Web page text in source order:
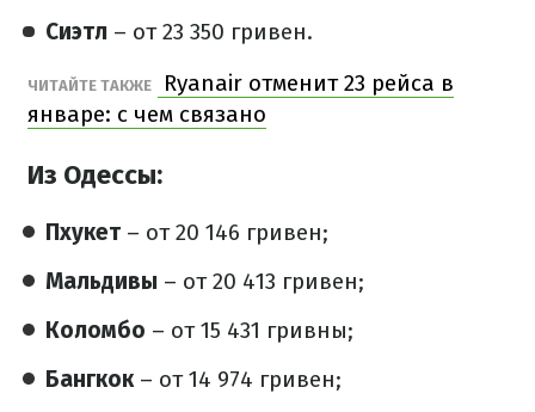
Сиэтл – от 23 350 гривен.
ЧИТАЙТЕ ТАКЖЕ
Ryanair отменит 23 рейса в
январе: с чем связано
Из Одессы:
Пхукет – от 20 146 гривен;
Мальдивы – от 20 413 гривен;
Коломбо – от 15 431 гривны;
Бангкок – от 14 974 гривен;